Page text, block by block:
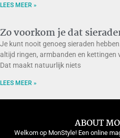
LEES MEER »
Zo voorkom je dat
Je kunt nooit genoeg sieraden
altijd ringen, armbanden en kettingen
Dat maakt natuurlijk niets
LEES MEER »
ABOUT
Welkom op MonStyle! Een online